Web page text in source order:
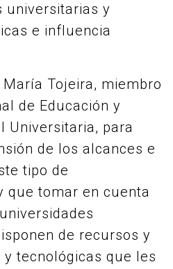
universitarias y
e influencia
Tojeira, miembro
de Educación y
Universitaria, para
de los alcances e
tipo de
que tomar en cuenta
de recursos y
tecnológicas que les